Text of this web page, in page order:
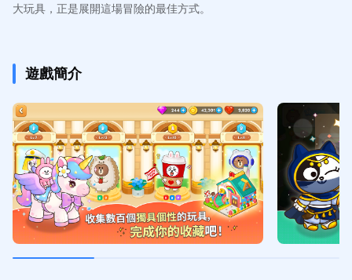
大玩具，正是展開這場冒險的最佳方式。
遊戲簡介